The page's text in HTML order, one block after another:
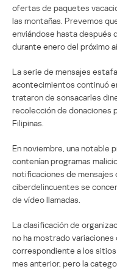
ofertas de paquetes
las montañas. Prevemos
enviándose hasta después
durante enero del próximo
La serie de mensajes
acontecimientos continuó
trataron de sonsacarles
recolección de donaciones
Filipinas.
En noviembre, una notable
contenían programas
notificaciones de mensajes
ciberdelincuentes se
de vídeo llamadas.
La clasificación de
no ha mostrado
correspondiente a los
mes anterior, pero la